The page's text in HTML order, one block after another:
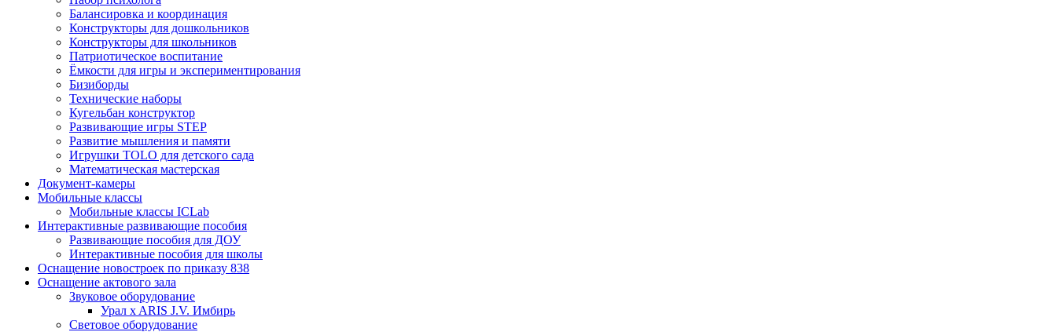
Балансировка и координация
Конструкторы для дошкольников
Конструкторы для школьников
Патриотическое воспитание
Ёмкости для игры и экспериментирования
Бизиборды
Технические наборы
Кугельбан конструктор
Развивающие игры STEP
Развитие мышления и памяти
Игрушки TOLO для детского сада
Математическая мастерская
Документ-камеры
Мобильные классы
Мобильные классы ICLab
Интерактивные развивающие пособия
Развивающие пособия для ДОУ
Интерактивные пособия для школы
Оснащение новостроек по приказу 838
Оснащение актового зала
Звуковое оборудование
Урал x ARIS J.V. Имбирь
Световое оборудование